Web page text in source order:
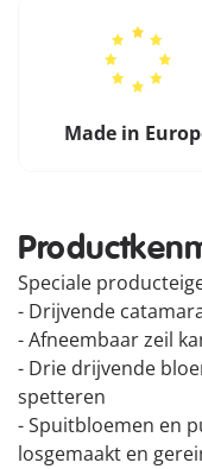
Made in
Speciale
- Drijvende
- Afneembaar zeil
- Drie drijvende
spetteren
- Spuitbloemen en
losgemaakt en